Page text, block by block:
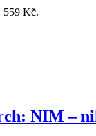
559 Kč.
NIM –